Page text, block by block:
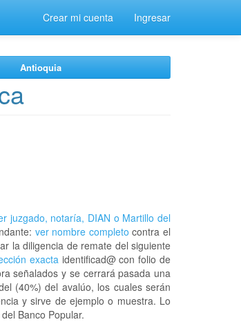
Crear mi cuenta Ingresar
Antioquia
juzgado, notaría, DIAN o Martillo del
ver nombre completo contra el
la diligencia de remate del siguiente
exactaidentificad@ con folio de
señalados y se cerrará pasada una
(40%) del avalúo, los cuales serán
y sirve de ejemplo o muestra. Lo
Banco Popular.